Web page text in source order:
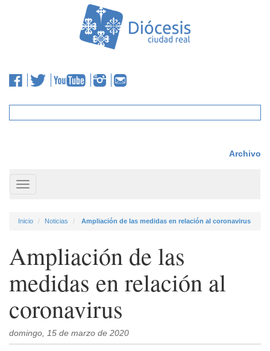
Archivo
Toggle
navigation
Inicio Noticias Ampliación de las medidas en relación al coronavirus
Ampliación de las
medidas en relación al
coronavirus
domingo, 15 de marzo de 2020